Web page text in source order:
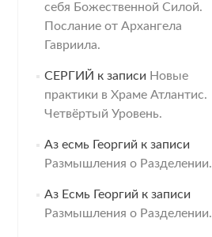
себя Божественной Силой.
Послание от Архангела
Гавриила.
СЕРГИЙ к записи Новые
практики в Храме Атлантис.
Четвёртый Уровень.
Аз есмь Георгий к записи
Размышления о Разделении.
Аз Есмь Георгий к записи
Размышления о Разделении.